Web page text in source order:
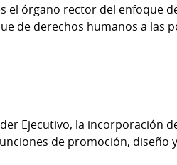
el órgano rector del enfoque
de derechos humanos a las
Ejecutivo, la incorporación
de promoción, diseño